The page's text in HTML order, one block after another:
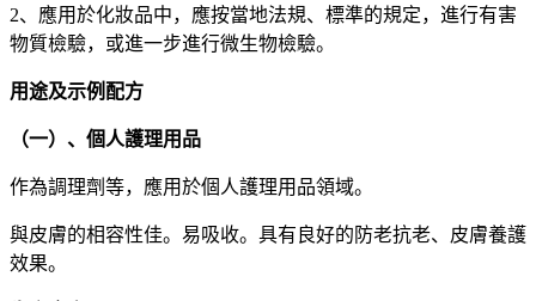
2、應用於化妝品中，應按當地法規、標準的規定，進行有害
物質檢驗，或進一步進行微生物檢驗。
用途及示例配方
（一）、個人護理用品
作為調理劑等，應用於個人護理用品領域。
與皮膚的相容性佳。易吸收。具有良好的防老抗老、皮膚養護
效果。